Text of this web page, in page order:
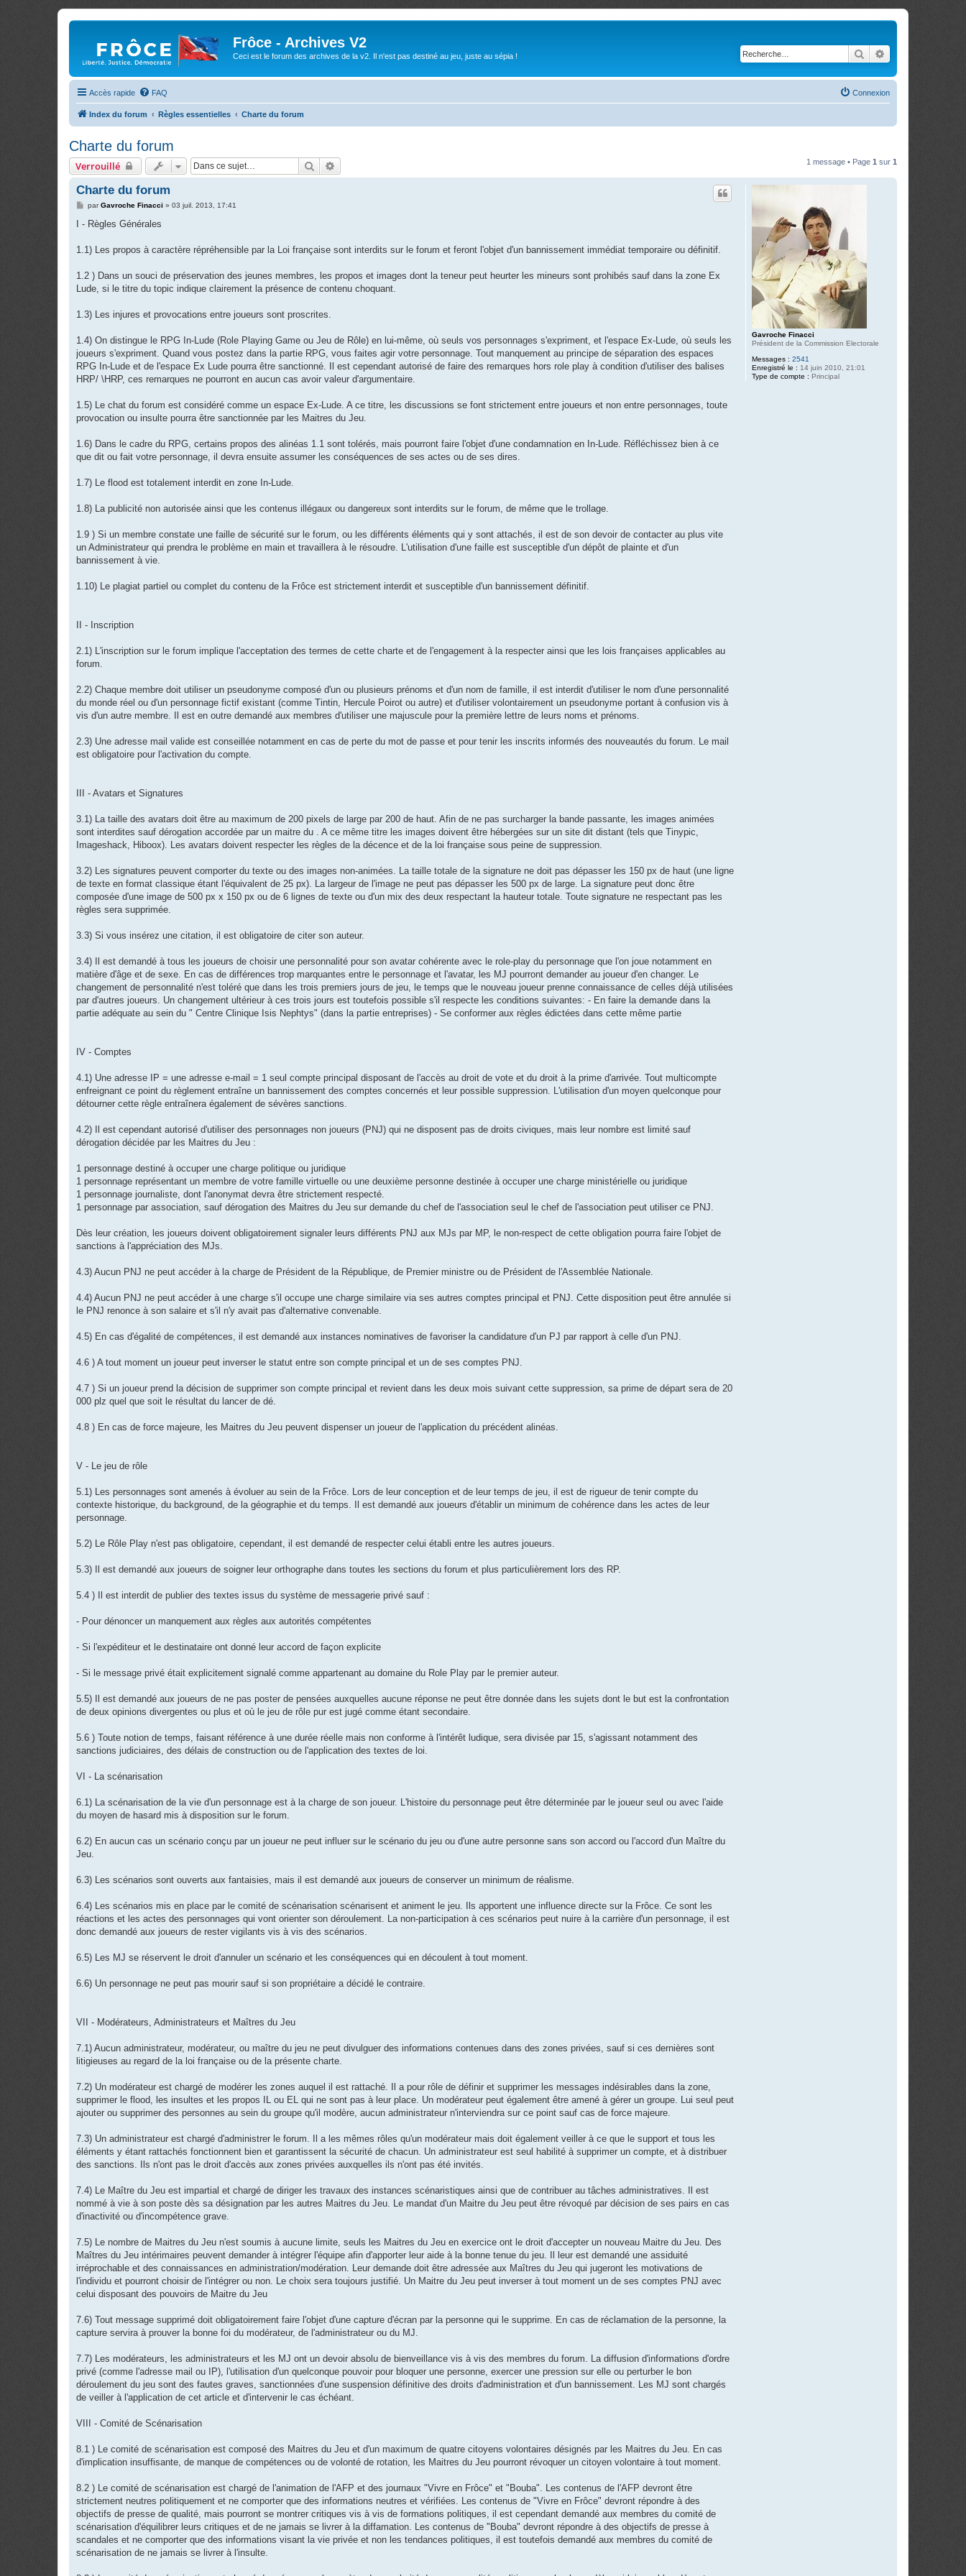
Frôce - Archives V2
Ceci est le forum des archives de la v2. Il n'est pas destiné au jeu, juste au sépia ! Rechercher
Accès rapide FAQ Connexion
Index du forum Règles essentielles Charte du forum
Charte du forum
Verrouillé Rechercher 1 message • Page 1 sur 1
Gavroche Finacci
Président de la Commission Electorale
Messages : 2541
Enregistré le : 14 juin 2010, 21:01
Type de compte : Principal
Charte du forum
M
g
parGavroche Finacci » 03 juil. 2013, 17:41
I - Règles Générales
1.1) Les propos à caractère répréhensible par la Loi française sont interdits sur le forum et feront l'objet d'un bannissement immédiat temporaire ou définitif.
1.2 ) Dans un souci de préservation des jeunes membres, les propos et images dont la teneur peut heurter les mineurs sont prohibés sauf dans la zone Ex
Lude, si le titre du topic indique clairement la présence de contenu choquant.
1.3) Les injures et provocations entre joueurs sont proscrites.
1.4) On distingue le RPG In-Lude (Role Playing Game ou Jeu de Rôle) en lui-même, où seuls vos personnages s'expriment, et l'espace Ex-Lude, où seuls les
joueurs s'expriment. Quand vous postez dans la partie RPG, vous faites agir votre personnage. Tout manquement au principe de séparation des espaces
RPG In-Lude et de l'espace Ex Lude pourra être sanctionné. Il est cependant autorisé de faire des remarques hors role play à condition d'utiliser des balises
HRP/ \HRP, ces remarques ne pourront en aucun cas avoir valeur d'argumentaire.
1.5) Le chat du forum est considéré comme un espace Ex-Lude. A ce titre, les discussions se font strictement entre joueurs et non entre personnages, toute
provocation ou insulte pourra être sanctionnée par les Maitres du Jeu.
1.6) Dans le cadre du RPG, certains propos des alinéas 1.1 sont tolérés, mais pourront faire l'objet d'une condamnation en In-Lude. Réfléchissez bien à ce
que dit ou fait votre personnage, il devra ensuite assumer les conséquences de ses actes ou de ses dires.
1.7) Le flood est totalement interdit en zone In-Lude.
1.8) La publicité non autorisée ainsi que les contenus illégaux ou dangereux sont interdits sur le forum, de même que le trollage.
1.9 ) Si un membre constate une faille de sécurité sur le forum, ou les différents éléments qui y sont attachés, il est de son devoir de contacter au plus vite
un Administrateur qui prendra le problème en main et travaillera à le résoudre. L'utilisation d'une faille est susceptible d'un dépôt de plainte et d'un
bannissement à vie.
1.10) Le plagiat partiel ou complet du contenu de la Frôce est strictement interdit et susceptible d'un bannissement définitif.
II - Inscription
2.1) L'inscription sur le forum implique l'acceptation des termes de cette charte et de l'engagement à la respecter ainsi que les lois françaises applicables au
forum.
2.2) Chaque membre doit utiliser un pseudonyme composé d'un ou plusieurs prénoms et d'un nom de famille, il est interdit d'utiliser le nom d'une personnalité
du monde réel ou d'un personnage fictif existant (comme Tintin, Hercule Poirot ou autre) et d'utiliser volontairement un pseudonyme portant à confusion vis à
vis d'un autre membre. Il est en outre demandé aux membres d'utiliser une majuscule pour la première lettre de leurs noms et prénoms.
2.3) Une adresse mail valide est conseillée notamment en cas de perte du mot de passe et pour tenir les inscrits informés des nouveautés du forum. Le mail
est obligatoire pour l'activation du compte.
III - Avatars et Signatures
3.1) La taille des avatars doit être au maximum de 200 pixels de large par 200 de haut. Afin de ne pas surcharger la bande passante, les images animées
sont interdites sauf dérogation accordée par un maitre du . A ce même titre les images doivent être hébergées sur un site dit distant (tels que Tinypic,
Imageshack, Hiboox). Les avatars doivent respecter les règles de la décence et de la loi française sous peine de suppression.
3.2) Les signatures peuvent comporter du texte ou des images non-animées. La taille totale de la signature ne doit pas dépasser les 150 px de haut (une ligne
de texte en format classique étant l'équivalent de 25 px). La largeur de l'image ne peut pas dépasser les 500 px de large. La signature peut donc être
composée d'une image de 500 px x 150 px ou de 6 lignes de texte ou d'un mix des deux respectant la hauteur totale. Toute signature ne respectant pas les
règles sera supprimée.
3.3) Si vous insérez une citation, il est obligatoire de citer son auteur.
3.4) Il est demandé à tous les joueurs de choisir une personnalité pour son avatar cohérente avec le role-play du personnage que l'on joue notamment en
matière d'âge et de sexe. En cas de différences trop marquantes entre le personnage et l'avatar, les MJ pourront demander au joueur d'en changer. Le
changement de personnalité n'est toléré que dans les trois premiers jours de jeu, le temps que le nouveau joueur prenne connaissance de celles déjà utilisées
par d'autres joueurs. Un changement ultérieur à ces trois jours est toutefois possible s'il respecte les conditions suivantes: - En faire la demande dans la
partie adéquate au sein du " Centre Clinique Isis Nephtys" (dans la partie entreprises) - Se conformer aux règles édictées dans cette même partie
IV - Comptes
4.1) Une adresse IP = une adresse e-mail = 1 seul compte principal disposant de l'accès au droit de vote et du droit à la prime d'arrivée. Tout multicompte
enfreignant ce point du règlement entraîne un bannissement des comptes concernés et leur possible suppression. L'utilisation d'un moyen quelconque pour
détourner cette règle entraînera également de sévères sanctions.
4.2) Il est cependant autorisé d'utiliser des personnages non joueurs (PNJ) qui ne disposent pas de droits civiques, mais leur nombre est limité sauf
dérogation décidée par les Maitres du Jeu :
1 personnage destiné à occuper une charge politique ou juridique
1 personnage représentant un membre de votre famille virtuelle ou une deuxième personne destinée à occuper une charge ministérielle ou juridique
1 personnage journaliste, dont l'anonymat devra être strictement respecté.
1 personnage par association, sauf dérogation des Maitres du Jeu sur demande du chef de l'association seul le chef de l'association peut utiliser ce PNJ.
Dès leur création, les joueurs doivent obligatoirement signaler leurs différents PNJ aux MJs par MP, le non-respect de cette obligation pourra faire l'objet de
sanctions à l'appréciation des MJs.
4.3) Aucun PNJ ne peut accéder à la charge de Président de la République, de Premier ministre ou de Président de l'Assemblée Nationale.
4.4) Aucun PNJ ne peut accéder à une charge s'il occupe une charge similaire via ses autres comptes principal et PNJ. Cette disposition peut être annulée si
le PNJ renonce à son salaire et s'il n'y avait pas d'alternative convenable.
4.5) En cas d'égalité de compétences, il est demandé aux instances nominatives de favoriser la candidature d'un PJ par rapport à celle d'un PNJ.
4.6 ) A tout moment un joueur peut inverser le statut entre son compte principal et un de ses comptes PNJ.
4.7 ) Si un joueur prend la décision de supprimer son compte principal et revient dans les deux mois suivant cette suppression, sa prime de départ sera de 20
000 plz quel que soit le résultat du lancer de dé.
4.8 ) En cas de force majeure, les Maitres du Jeu peuvent dispenser un joueur de l'application du précédent alinéas.
V - Le jeu de rôle
5.1) Les personnages sont amenés à évoluer au sein de la Frôce. Lors de leur conception et de leur temps de jeu, il est de rigueur de tenir compte du
contexte historique, du background, de la géographie et du temps. Il est demandé aux joueurs d'établir un minimum de cohérence dans les actes de leur
personnage.
5.2) Le Rôle Play n'est pas obligatoire, cependant, il est demandé de respecter celui établi entre les autres joueurs.
5.3) Il est demandé aux joueurs de soigner leur orthographe dans toutes les sections du forum et plus particulièrement lors des RP.
5.4 ) Il est interdit de publier des textes issus du système de messagerie privé sauf :
- Pour dénoncer un manquement aux règles aux autorités compétentes
- Si l'expéditeur et le destinataire ont donné leur accord de façon explicite
- Si le message privé était explicitement signalé comme appartenant au domaine du Role Play par le premier auteur.
5.5) Il est demandé aux joueurs de ne pas poster de pensées auxquelles aucune réponse ne peut être donnée dans les sujets dont le but est la confrontation
de deux opinions divergentes ou plus et où le jeu de rôle pur est jugé comme étant secondaire.
5.6 ) Toute notion de temps, faisant référence à une durée réelle mais non conforme à l'intérêt ludique, sera divisée par 15, s'agissant notamment des
sanctions judiciaires, des délais de construction ou de l'application des textes de loi.
VI - La scénarisation
6.1) La scénarisation de la vie d'un personnage est à la charge de son joueur. L'histoire du personnage peut être déterminée par le joueur seul ou avec l'aide
du moyen de hasard mis à disposition sur le forum.
6.2) En aucun cas un scénario conçu par un joueur ne peut influer sur le scénario du jeu ou d'une autre personne sans son accord ou l'accord d'un Maître du
Jeu.
6.3) Les scénarios sont ouverts aux fantaisies, mais il est demandé aux joueurs de conserver un minimum de réalisme.
6.4) Les scénarios mis en place par le comité de scénarisation scénarisent et animent le jeu. Ils apportent une influence directe sur la Frôce. Ce sont les
réactions et les actes des personnages qui vont orienter son déroulement. La non-participation à ces scénarios peut nuire à la carrière d'un personnage, il est
donc demandé aux joueurs de rester vigilants vis à vis des scénarios.
6.5) Les MJ se réservent le droit d'annuler un scénario et les conséquences qui en découlent à tout moment.
6.6) Un personnage ne peut pas mourir sauf si son propriétaire a décidé le contraire.
VII - Modérateurs, Administrateurs et Maîtres du Jeu
7.1) Aucun administrateur, modérateur, ou maître du jeu ne peut divulguer des informations contenues dans des zones privées, sauf si ces dernières sont
litigieuses au regard de la loi française ou de la présente charte.
7.2) Un modérateur est chargé de modérer les zones auquel il est rattaché. Il a pour rôle de définir et supprimer les messages indésirables dans la zone,
supprimer le flood, les insultes et les propos IL ou EL qui ne sont pas à leur place. Un modérateur peut également être amené à gérer un groupe. Lui seul peut
ajouter ou supprimer des personnes au sein du groupe qu'il modère, aucun administrateur n'interviendra sur ce point sauf cas de force majeure.
7.3) Un administrateur est chargé d'administrer le forum. Il a les mêmes rôles qu'un modérateur mais doit également veiller à ce que le support et tous les
éléments y étant rattachés fonctionnent bien et garantissent la sécurité de chacun. Un administrateur est seul habilité à supprimer un compte, et à distribuer
des sanctions. Ils n'ont pas le droit d'accès aux zones privées auxquelles ils n'ont pas été invités.
7.4) Le Maître du Jeu est impartial et chargé de diriger les travaux des instances scénaristiques ainsi que de contribuer au tâches administratives. Il est
nommé à vie à son poste dès sa désignation par les autres Maitres du Jeu. Le mandat d'un Maitre du Jeu peut être révoqué par décision de ses pairs en cas
d'inactivité ou d'incompétence grave.
7.5) Le nombre de Maitres du Jeu n'est soumis à aucune limite, seuls les Maitres du Jeu en exercice ont le droit d'accepter un nouveau Maitre du Jeu. Des
Maîtres du Jeu intérimaires peuvent demander à intégrer l'équipe afin d'apporter leur aide à la bonne tenue du jeu. Il leur est demandé une assiduité
irréprochable et des connaissances en administration/modération. Leur demande doit être adressée aux Maîtres du Jeu qui jugeront les motivations de
l'individu et pourront choisir de l'intégrer ou non. Le choix sera toujours justifié. Un Maitre du Jeu peut inverser à tout moment un de ses comptes PNJ avec
celui disposant des pouvoirs de Maitre du Jeu
7.6) Tout message supprimé doit obligatoirement faire l'objet d'une capture d'écran par la personne qui le supprime. En cas de réclamation de la personne, la
capture servira à prouver la bonne foi du modérateur, de l'administrateur ou du MJ.
7.7) Les modérateurs, les administrateurs et les MJ ont un devoir absolu de bienveillance vis à vis des membres du forum. La diffusion d'informations d'ordre
privé (comme l'adresse mail ou IP), l'utilisation d'un quelconque pouvoir pour bloquer une personne, exercer une pression sur elle ou perturber le bon
déroulement du jeu sont des fautes graves, sanctionnées d'une suspension définitive des droits d'administration et d'un bannissement. Les MJ sont chargés
de veiller à l'application de cet article et d'intervenir le cas échéant.
VIII - Comité de Scénarisation
8.1 ) Le comité de scénarisation est composé des Maitres du Jeu et d'un maximum de quatre citoyens volontaires désignés par les Maitres du Jeu. En cas
d'implication insuffisante, de manque de compétences ou de volonté de rotation, les Maitres du Jeu pourront révoquer un citoyen volontaire à tout moment.
8.2 ) Le comité de scénarisation est chargé de l'animation de l'AFP et des journaux "Vivre en Frôce" et "Bouba". Les contenus de l'AFP devront être
strictement neutres politiquement et ne comporter que des informations neutres et vérifiées. Les contenus de "Vivre en Frôce" devront répondre à des
objectifs de presse de qualité, mais pourront se montrer critiques vis à vis de formations politiques, il est cependant demandé aux membres du comité de
scénarisation d'équilibrer leurs critiques et de ne jamais se livrer à la diffamation. Les contenus de "Bouba" devront répondre à des objectifs de presse à
scandales et ne comporter que des informations visant la vie privée et non les tendances politiques, il est toutefois demandé aux membres du comité de
scénarisation de ne jamais se livrer à l'insulte.